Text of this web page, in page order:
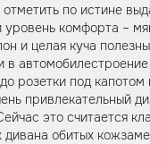
отметить по истине
комфорта –
и целая куча
в
розетки под капотом
привлекательный
это считается
дивана обитых